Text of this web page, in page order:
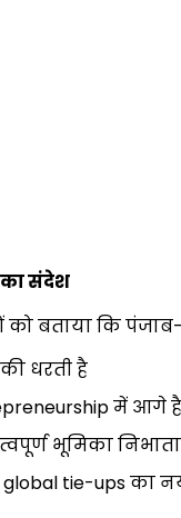
का संदेश
को बताया कि
धरती है
में आगे है
भूमिका
tie-ups का